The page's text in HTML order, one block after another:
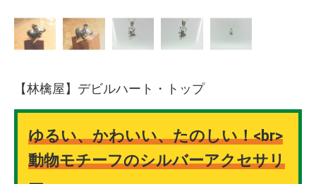
【林檎屋】デビルハート・トップ
ゆるい、かわいい、たのしい！<br>
動物モチーフのシルバーアクセサリ